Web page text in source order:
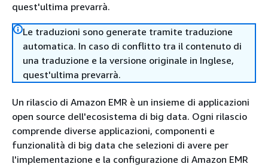
quest'ultima prevarrà.
Le traduzioni sono generate tramite traduzione
automatica. In caso di conflitto tra il contenuto di
una traduzione e la versione originale in Inglese,
quest'ultima prevarrà.
Un rilascio di Amazon EMR è un insieme di applicazioni
open source dell'ecosistema di big data. Ogni rilascio
comprende diverse applicazioni, componenti e
funzionalità di big data che selezioni di avere per
l'implementazione e la configurazione di Amazon EMR